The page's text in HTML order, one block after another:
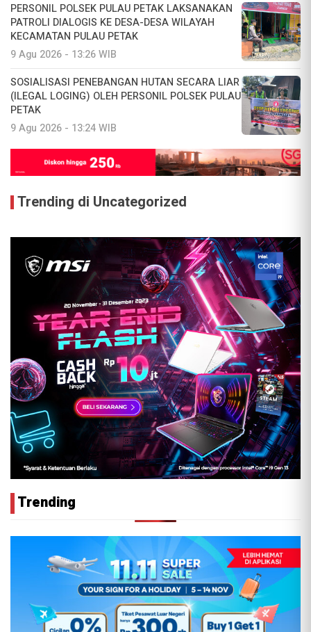
PERSONIL POLSEK PULAU PETAK LAKSANAKAN
PATROLI DIALOGIS KE DESA-DESA WILAYAH
KECAMATAN PULAU PETAK
9 Agu 2026 - 13:26 WIB
SOSIALISASI PENEBANGAN HUTAN SECARA LIAR
(ILEGAL LOGING) OLEH PERSONIL POLSEK PULAU
PETAK
9 Agu 2026 - 13:24 WIB
Trending di Uncategorized
Trending